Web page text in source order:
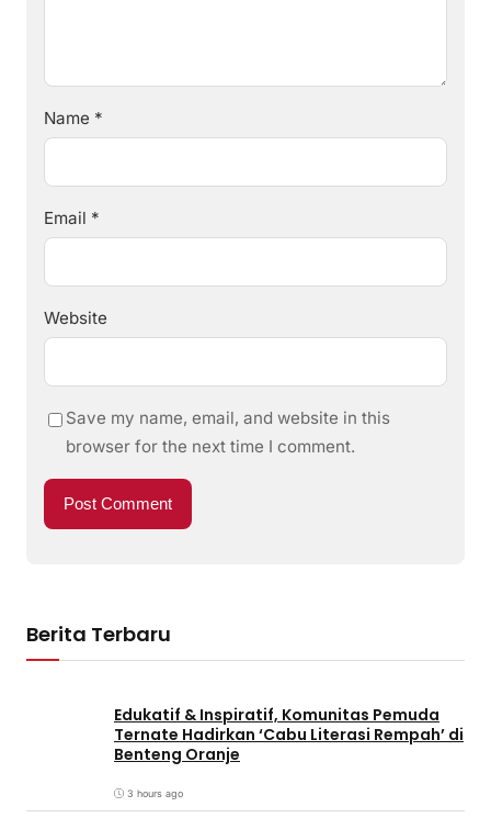
Name *
Email *
Website
Save my name, email, and website in this
browser for the next time I comment.
Berita Terbaru
Edukatif & Inspiratif, Komunitas Pemuda
Ternate Hadirkan ‘Cabu Literasi Rempah’ di
Benteng Oranje
3 hours ago